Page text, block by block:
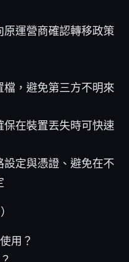
運營商確認轉移政策
，避免第三方不明來
在裝置丟失時可快速
定與憑證、避免在不
用？